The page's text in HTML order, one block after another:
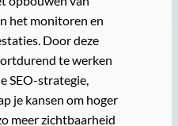
het monitoren en
Door deze
te werken
SEO-strategie,
je kansen om hoger
meer zichtbaarheid